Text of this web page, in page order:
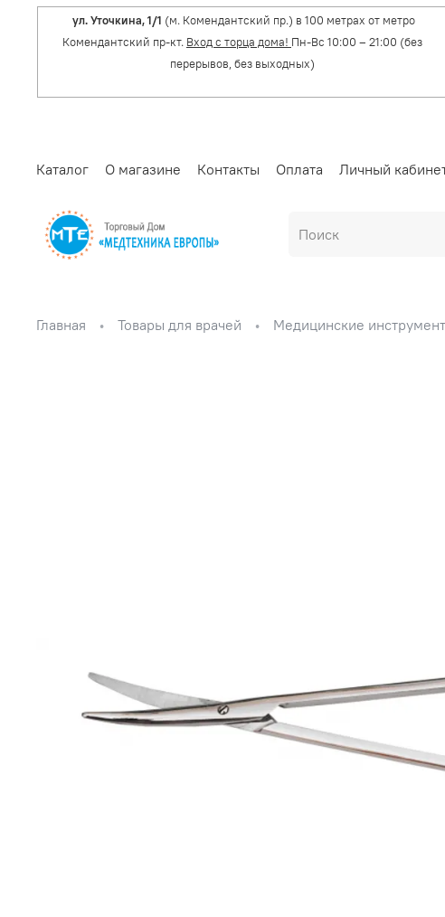
ул. Уточкина, 1/1 (м. Комендантский пр.) в 100 метрах от метро
Комендантский пр-кт. Вход с торца дома! Пн-Вс 10:00 – 21:00 (без
перерывов, без выходных)
Каталог О магазине Контакты Оплата Личный
Главная Товары для врачей Медицинские